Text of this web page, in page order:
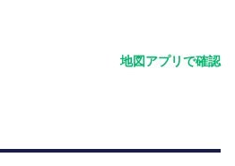
地図アプリで確認